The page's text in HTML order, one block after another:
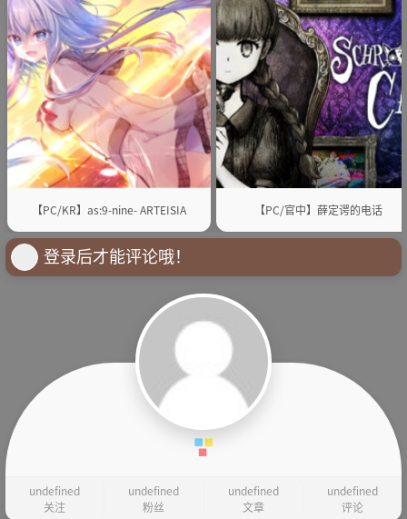
【PC/KR】as:9-nine- ARTEISIA 【PC/官中】薛定谔的电话
登录后才能评论哦！
undefined
关注
undefined
粉丝
undefined
文章
undefined
评论